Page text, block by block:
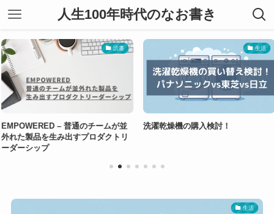
人生100年時代のなお書き
読書
普通のチームが並
出すプロダクトリ
生活
洗濯乾燥機の購入検討！
生活